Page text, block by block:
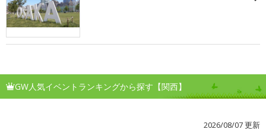
GW人気イベントランキングから探す【関西】
2026/08/07 更新